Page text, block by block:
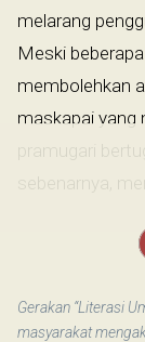
melarang
Meski
membolehkan
maskapai yang
pramugari
sebenarnya,
Gerakan “Literasi
masyarakat